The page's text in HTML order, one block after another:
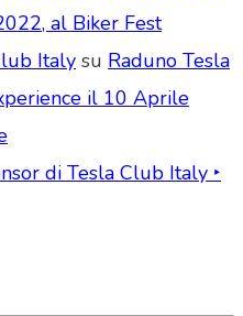
al Biker Fest
Italy su Raduno Tesla
il 10 Aprile
di Tesla Club Italy ‣